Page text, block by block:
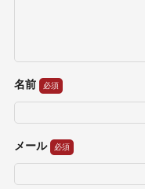
名前
メール